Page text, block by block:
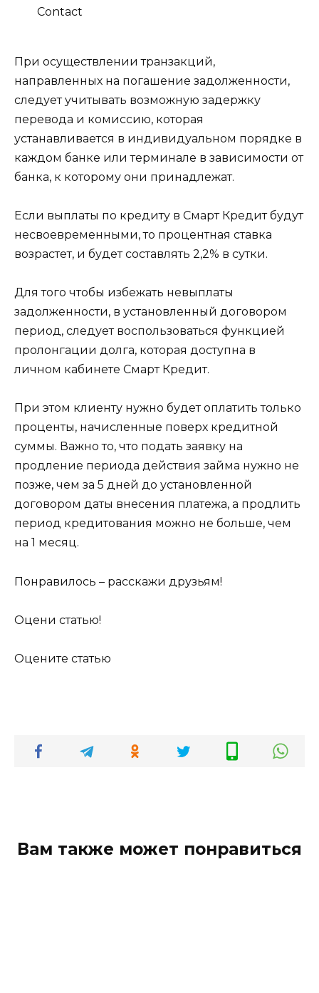
Contact
При осуществлении транзакций,
направленных на погашение задолженности,
следует учитывать возможную задержку
перевода и комиссию, которая
устанавливается в индивидуальном порядке в
каждом банке или терминале в зависимости от
банка, к которому они принадлежат.
Если выплаты по кредиту в Смарт Кредит будут
несвоевременными, то процентная ставка
возрастет, и будет составлять 2,2% в сутки.
Для того чтобы избежать невыплаты
задолженности, в установленный договором
период, следует воспользоваться функцией
пролонгации долга, которая доступна в
личном кабинете Смарт Кредит.
При этом клиенту нужно будет оплатить только
проценты, начисленные поверх кредитной
суммы. Важно то, что подать заявку на
продление периода действия займа нужно не
позже, чем за 5 дней до установленной
договором даты внесения платежа, а продлить
период кредитования можно не больше, чем
на 1 месяц.
Понравилось – расскажи друзьям!
Оцени статью!
Оцените статью
Вам также может понравиться